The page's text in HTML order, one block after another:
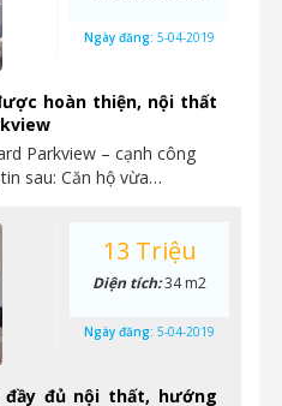
hoàn thiện, nội thất
Parkview – cạnh công
sau: Căn hộ vừa…
Ngày đăng: 5-04-2019
đủ nội thất, hướng
13 Triệu
Diện tích:34 m2
Ngày đăng: 5-04-2019